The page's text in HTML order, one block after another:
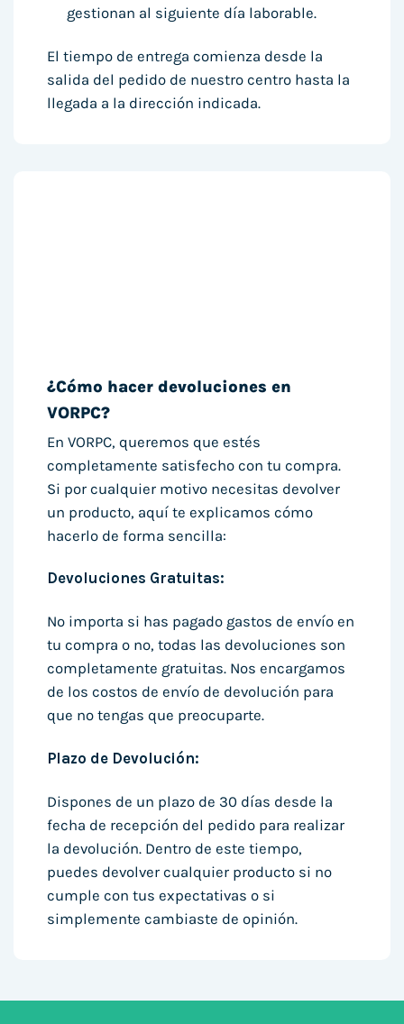
gestionan al siguiente día laborable.
El tiempo de entrega comienza desde la
salida del pedido de nuestro centro hasta la
llegada a la dirección indicada.
¿Cómo hacer devoluciones en
VORPC?
En VORPC, queremos que estés
completamente satisfecho con tu compra.
Si por cualquier motivo necesitas devolver
un producto, aquí te explicamos cómo
hacerlo de forma sencilla:
Devoluciones Gratuitas:
No importa si has pagado gastos de envío en
tu compra o no, todas las devoluciones son
completamente gratuitas. Nos encargamos
de los costos de envío de devolución para
que no tengas que preocuparte.
Plazo de Devolución:
Dispones de un plazo de 30 días desde la
fecha de recepción del pedido para realizar
la devolución. Dentro de este tiempo,
puedes devolver cualquier producto si no
cumple con tus expectativas o si
simplemente cambiaste de opinión.